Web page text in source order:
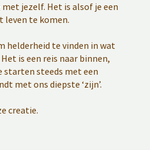
jezelf. Het is alsof je een
leven te komen.
helderheid te vinden in wat
is een reis naar binnen,
starten steeds met een
met ons diepste ‘zijn’.
creatie.